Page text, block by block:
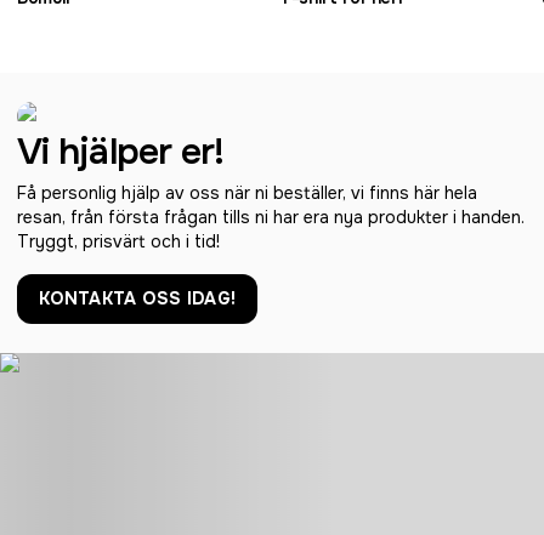
Vi hjälper er!
Få personlig hjälp av oss när ni beställer, vi finns här hela
resan, från första frågan tills ni har era nya produkter i handen.
Tryggt, prisvärt och i tid!
KONTAKTA OSS IDAG!